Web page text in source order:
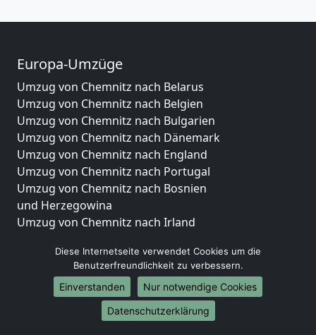
Europa-Umzüge
Umzug von Chemnitz nach Belarus
Umzug von Chemnitz nach Belgien
Umzug von Chemnitz nach Bulgarien
Umzug von Chemnitz nach Dänemark
Umzug von Chemnitz nach England
Umzug von Chemnitz nach Portugal
Umzug von Chemnitz nach Bosnien
und Herzegowina
Umzug von Chemnitz nach Irland
Umzug von Chemnitz nach Zypern
Umzug von Chemnitz nach Kroatien
Umzug von Chemnitz nach Estland
Umzug von Chemnitz nach Finnland
Umzug von Chemnitz nach Frankreich
Diese Internetseite verwendet Cookies um die
Benutzerfreundlichkeit zu verbessern.
Einverstanden
Nur notwendige Cookies
Datenschutzerklärung